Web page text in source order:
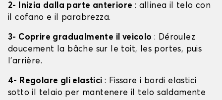
2- Inizia dalla parte anteriore : allinea il telo con
il cofano e il parabrezza.
3- Coprire gradualmente il veicolo : Déroulez
doucement la bâche sur le toit, les portes, puis
l'arrière.
4- Regolare gli elastici : Fissare i bordi elastici
sotto il telaio per mantenere il telo saldamente